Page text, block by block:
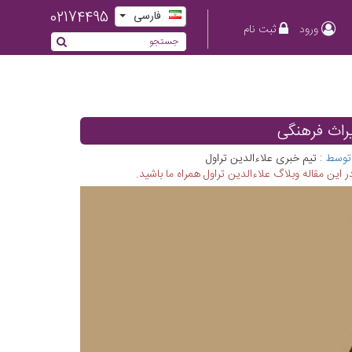
ورود ثبت نام
فارسی 02174495
فرهنگی
: تیم خبری علاءالدین تراول
مقاله وبلاگ علاءالدین تراول همراه ما باشید.